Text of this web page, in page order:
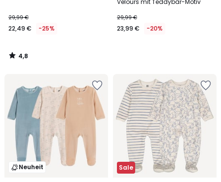
29,99 €
22,49 € -25%
4,8
/
Velours mit Teddybär-Motiv
29,99 €
23,99 € -20%
Neuheit Sale